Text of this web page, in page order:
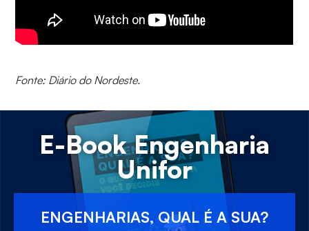
Fonte: Diário do Nordeste.
E-Book Engenharia
Unifor
ENGENHARIAS, QUAL É A SUA?